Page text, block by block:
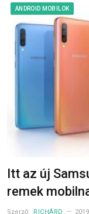
ANDROID MOBILOK
Itt az új
remek
Szerző: RICHÁRD